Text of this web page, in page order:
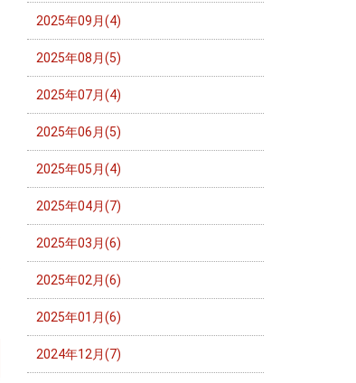
2025年09月(4)
2025年08月(5)
2025年07月(4)
2025年06月(5)
2025年05月(4)
2025年04月(7)
2025年03月(6)
2025年02月(6)
2025年01月(6)
2024年12月(7)